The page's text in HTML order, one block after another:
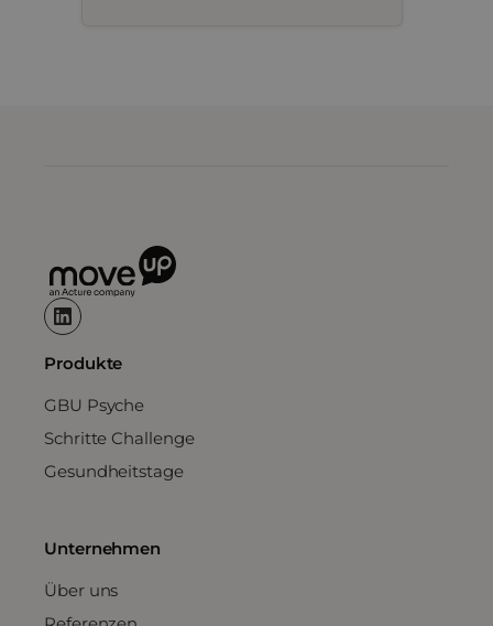
Produkte
GBU Psyche
Schritte Challenge
Gesundheitstage
Unternehmen
Über uns